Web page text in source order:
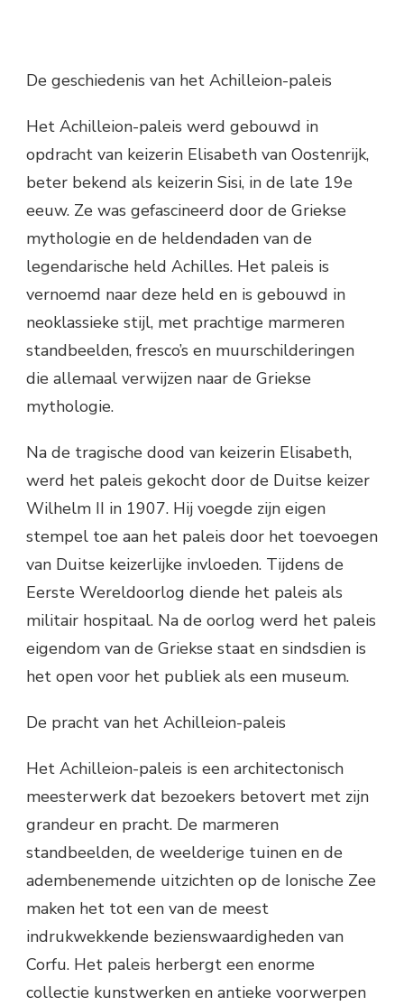
De geschiedenis van het Achilleion-paleis
Het Achilleion-paleis werd gebouwd in
opdracht van keizerin Elisabeth van Oostenrijk,
beter bekend als keizerin Sisi, in de late 19e
eeuw. Ze was gefascineerd door de Griekse
mythologie en de heldendaden van de
legendarische held Achilles. Het paleis is
vernoemd naar deze held en is gebouwd in
neoklassieke stijl, met prachtige marmeren
standbeelden, fresco’s en muurschilderingen
die allemaal verwijzen naar de Griekse
mythologie.
Na de tragische dood van keizerin Elisabeth,
werd het paleis gekocht door de Duitse keizer
Wilhelm II in 1907. Hij voegde zijn eigen
stempel toe aan het paleis door het toevoegen
van Duitse keizerlijke invloeden. Tijdens de
Eerste Wereldoorlog diende het paleis als
militair hospitaal. Na de oorlog werd het paleis
eigendom van de Griekse staat en sindsdien is
het open voor het publiek als een museum.
De pracht van het Achilleion-paleis
Het Achilleion-paleis is een architectonisch
meesterwerk dat bezoekers betovert met zijn
grandeur en pracht. De marmeren
standbeelden, de weelderige tuinen en de
adembenemende uitzichten op de Ionische Zee
maken het tot een van de meest
indrukwekkende bezienswaardigheden van
Corfu. Het paleis herbergt een enorme
collectie kunstwerken en antieke voorwerpen